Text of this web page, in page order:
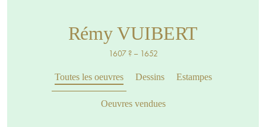
Rémy VUIBERT
1607 ? – 1652
Toutes les oeuvres Dessins Estampes
Oeuvres vendues